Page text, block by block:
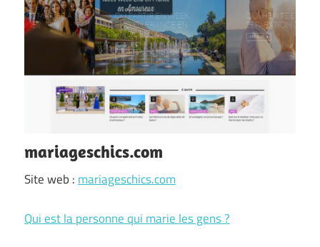
mariageschics.com
Site web : mariageschics.com
Qui est la personne qui marie les gens ?